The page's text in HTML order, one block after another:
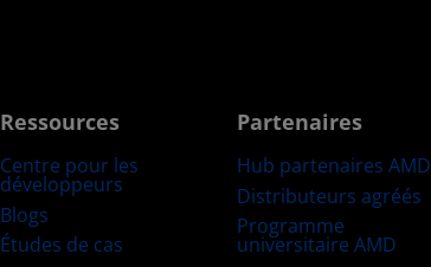
Ressources
Centre pour les
développeurs
Blogs
Études de cas
Partenaires
Hub partenaires AMD
Distributeurs agréés
Programme
universitaire AMD